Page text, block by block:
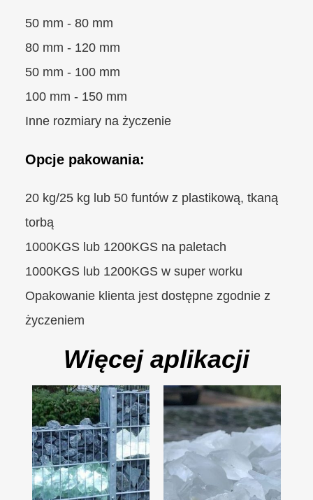
50 mm - 80 mm
80 mm - 120 mm
50 mm - 100 mm
100 mm - 150 mm
Inne rozmiary na życzenie
Opcje pakowania:
20 kg/25 kg lub 50 funtów z plastikową, tkaną
torbą
1000KGS lub 1200KGS na paletach
1000KGS lub 1200KGS w super worku
Opakowanie klienta jest dostępne zgodnie z
życzeniem
Więcej aplikacji